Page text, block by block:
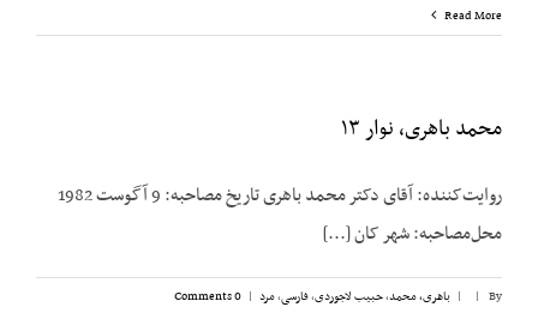
Read More
محمد باهری، نوار ۱۳
روایت‌کننده: آقای دکتر محمد باهری تاریخ مصاحبه: 9 آگوست 1982
محل‌مصاحبه: شهر کان [...]
By
|
| باهری، محمد,حبیب لاجوردی,فارسی,مرد |
0 Comments